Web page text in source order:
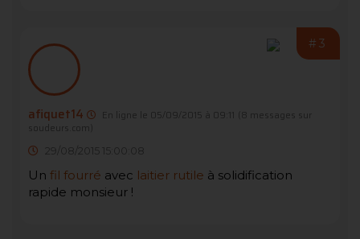
#3
afiquet14 En ligne le 05/09/2015 à 09:11
(8 messages sur
soudeurs.com)
29/08/2015 15:00:08
Un fil fourré avec laitier rutile à solidification
rapide monsieur !